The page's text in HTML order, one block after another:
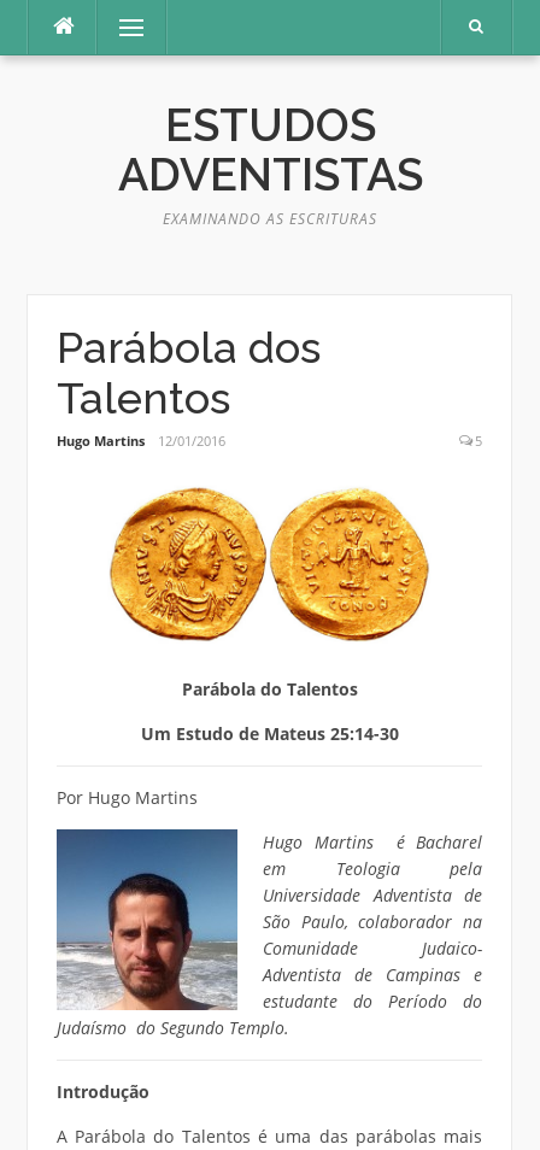
o
Menu
ESTUDOS
ADVENTISTAS
EXAMINANDO AS ESCRITURAS
Parábola dos
Talentos
Hugo Martins 12/01/2016 5
Parábola do Talentos
Um Estudo de Mateus 25:14-30
Por Hugo Martins
Hugo Martins é Bacharel
em Teologia pela
Universidade Adventista de
São Paulo, colaborador na
Comunidade Judaico-
Adventista de Campinas e
estudante do Período do
Judaísmo do Segundo Templo.
Introdução
A Parábola do Talentos é uma das parábolas mais